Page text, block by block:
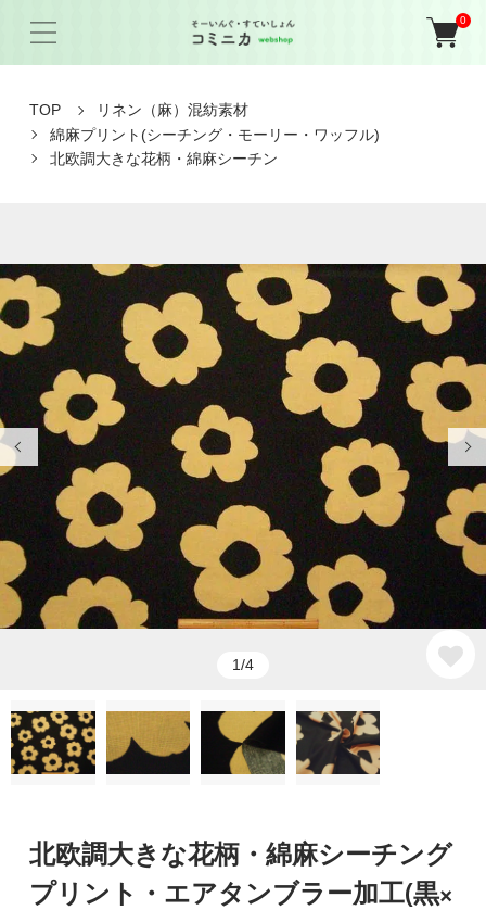
0
TOP
リネン（麻）混紡素材
綿麻プリント(シーチング・モーリー・ワッフル)
北欧調大きな花柄・綿麻シーチン
1/4
北欧調大きな花柄・綿麻シーチング
プリント・エアタンブラー加工(黒×